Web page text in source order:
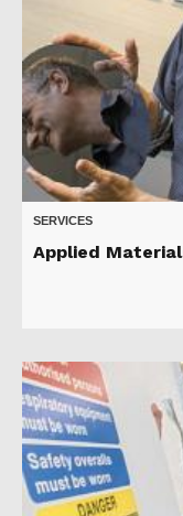
SERVICES
Applied